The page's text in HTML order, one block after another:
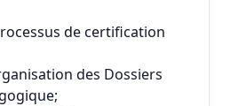
de certification
des Dossiers